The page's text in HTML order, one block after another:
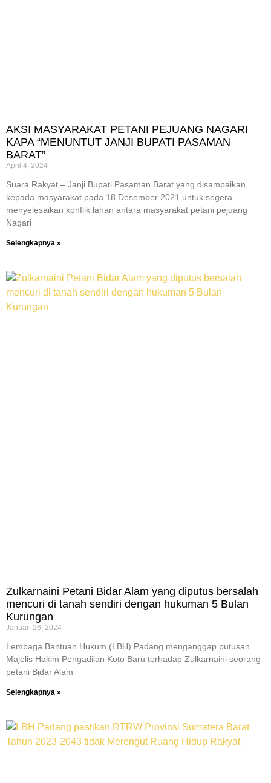
AKSI MASYARAKAT PETANI PEJUANG NAGARI
KAPA “MENUNTUT JANJI BUPATI PASAMAN
BARAT”
April 4, 2024
Suara Rakyat – Janji Bupati Pasaman Barat yang disampaikan
kepada masyarakat pada 18 Desember 2021 untuk segera
menyelesaikan konflik lahan antara masyarakat petani pejuang
Nagari
Selengkapnya »
Zulkarnaini Petani Bidar Alam yang diputus bersalah
mencuri di tanah sendiri dengan hukuman 5 Bulan
Kurungan
Januari 26, 2024
Lembaga Bantuan Hukum (LBH) Padang menganggap putusan
Majelis Hakim Pengadilan Koto Baru terhadap Zulkarnaini seorang
petani Bidar Alam
Selengkapnya »